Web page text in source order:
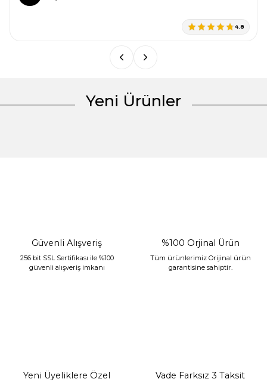
4.8
Yeni Ürünler
Güvenli Alışveriş
256 bit SSL Sertifikası ile %100
güvenli alışveriş imkanı
%100 Orjinal Ürün
Tüm ürünlerimiz Orijinal ürün
garantisine sahiptir.
Yeni Üyeliklere Özel Vade Farksız 3 Taksit